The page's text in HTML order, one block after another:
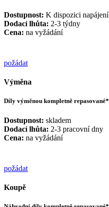
Dostupnost: K dispozici napájení
Dodací lhůta: 2-3 týdny
Cena: na vyžádání
požádat
Výměna
Díly výměnou kompletně repasované*
Dostupnost: skladem
Dodací lhůta: 2-3 pracovní dny
Cena: na vyžádání
požádat
Koupě